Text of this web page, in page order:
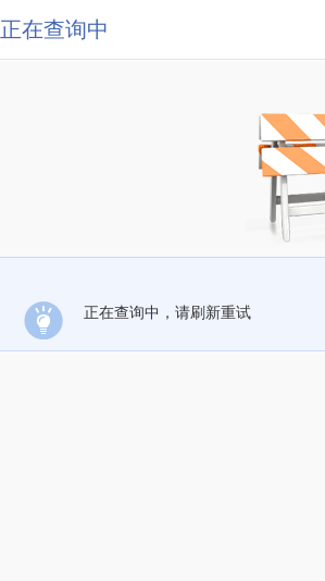
正在查询中
正在查询中，请刷新重试